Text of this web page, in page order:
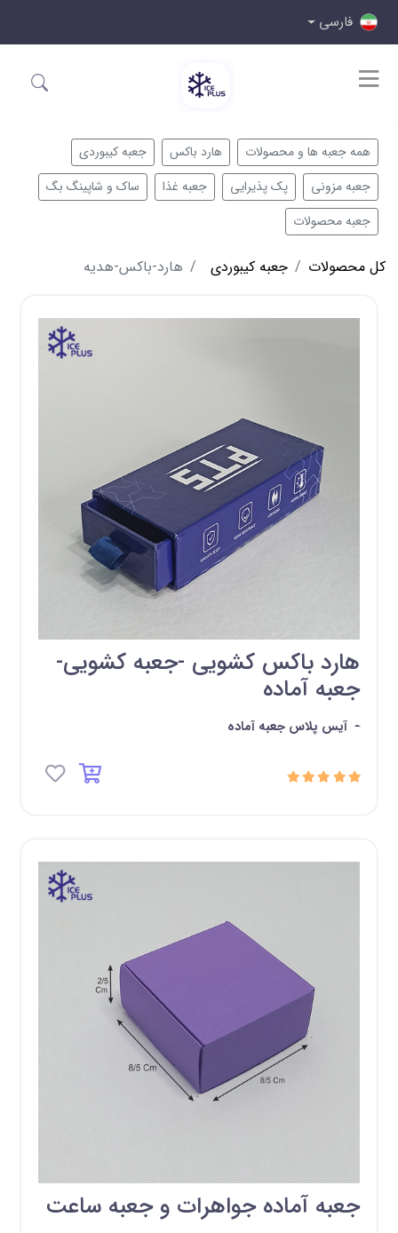
فارسی
همه جعبه ها و محصولات هارد باکس
جعبه کیبوردی
جعبه مزونی
پک پذیرایی جعبه غذا
ساک و شاپینگ بگ
جعبه محصولات
کل محصولات جعبه کیبوردی هارد-باکس-هدیه
هارد باکس کشویی -جعبه کشویی-
جعبه آماده
- آیس پلاس جعبه آماده
جعبه آماده جواهرات و جعبه ساعت